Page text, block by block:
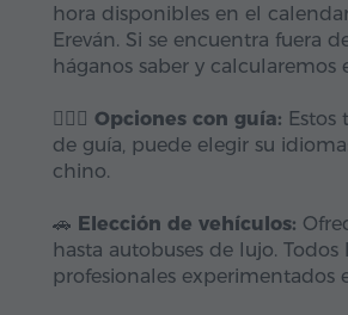
hora disponibles en el
Ereván. Si se encuentra fuera
háganos saber y
👨🏼‍✈️ Opciones con guía: Estos
de guía, puede elegir su
chino.
🚗 Elección de vehículos:
hasta autobuses de lujo.
profesionales experimentados